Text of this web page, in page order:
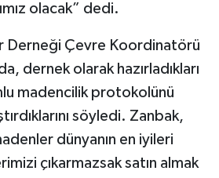
olacak” dedi.
Derneği Çevre Koordinatörü
dernek olarak hazırladıkları
madencilik protokolünü
söyledi. Zanbak,
dünyanın en iyileri
çıkarmazsak satın almak